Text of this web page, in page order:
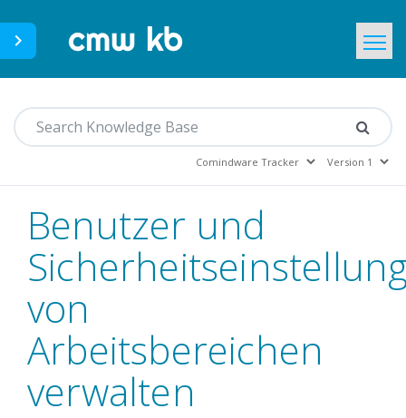
Benutzer und
von
Arbeitsbereichen
verwalten